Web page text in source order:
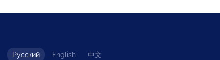
Русский English 中文